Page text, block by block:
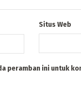
Situs Web
peramban ini untuk